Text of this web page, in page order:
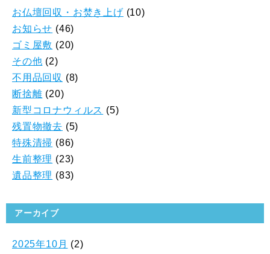
お仏壇回収・お焚き上げ (10)
お知らせ (46)
ゴミ屋敷 (20)
その他 (2)
不用品回収 (8)
断捨離 (20)
新型コロナウィルス (5)
残置物撤去 (5)
特殊清掃 (86)
生前整理 (23)
遺品整理 (83)
アーカイブ
2025年10月 (2)